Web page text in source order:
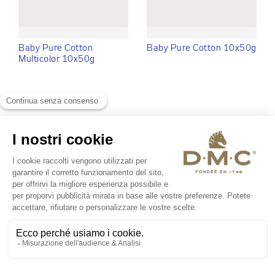
Baby Pure Cotton
Multicolor 10x50g
Baby Pure Cotton 10x50g
Spedizione gratuita ordini sup.
180€
A PROPOSITO DI DMC